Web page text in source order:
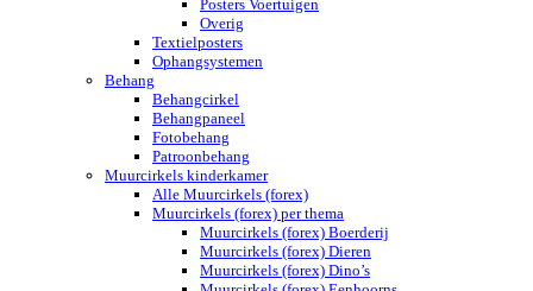
Posters Voertuigen
Overig
Textielposters
Ophangsystemen
Behang
Behangcirkel
Behangpaneel
Fotobehang
Patroonbehang
Muurcirkels kinderkamer
Alle Muurcirkels (forex)
Muurcirkels (forex) per thema
Muurcirkels (forex) Boerderij
Muurcirkels (forex) Dieren
Muurcirkels (forex) Dino’s